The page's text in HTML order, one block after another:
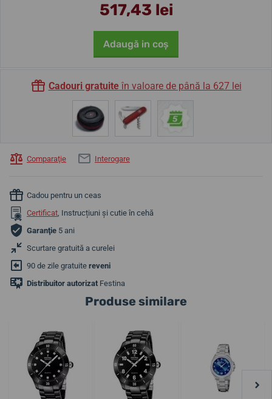
517,43 lei
Adaugă in coş
Cadouri gratuiteîn valoare de până la 627 lei
Comparaţie Interogare
Cadou pentru un ceas
Certificat, Instrucțiuni și cutie în cehă
Garanţie 5 ani
Scurtare gratuită a curelei
90 de zile gratuite reveni
Distribuitor autorizat Festina
Produse similare